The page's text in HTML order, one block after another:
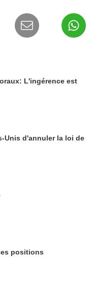
L'ingérence est
Unis d'annuler la loi de
positions